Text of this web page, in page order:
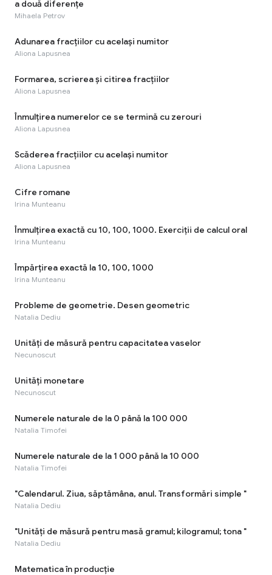
a două diferențe
Mihaela Petrov
Adunarea fracțiilor cu același numitor
Aliona Lapusnea
Formarea, scrierea și citirea fracțiilor
Aliona Lapusnea
Înmulțirea numerelor ce se termină cu zerouri
Aliona Lapusnea
Scăderea fracțiilor cu același numitor
Aliona Lapusnea
Cifre romane
Irina Munteanu
Înmulțirea exactă cu 10, 100, 1000. Exerciții de calcul oral
Irina Munteanu
Împărțirea exactă la 10, 100, 1000
Irina Munteanu
Probleme de geometrie. Desen geometric
Natalia Dediu
Unități de măsură pentru capacitatea vaselor
Necunoscut
Unități monetare
Necunoscut
Numerele naturale de la 0 până la 100 000
Natalia Timofei
Numerele naturale de la 1 000 până la 10 000
Natalia Timofei
"Calendarul. Ziua, săptămâna, anul. Transformări simple "
Natalia Dediu
"Unități de măsură pentru masă gramul; kilogramul; tona "
Natalia Dediu
Matematica în producție